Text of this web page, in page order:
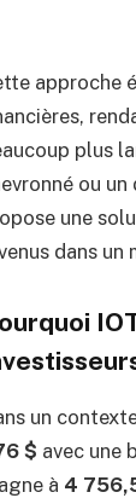
approche
plus
ou
une
dans
un
$ avec une
à 4